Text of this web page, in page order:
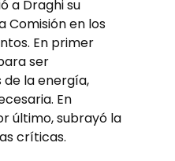
a Draghi su
Comisión en los
En primer
ser
la energía,
En
último, subrayó la
críticas.